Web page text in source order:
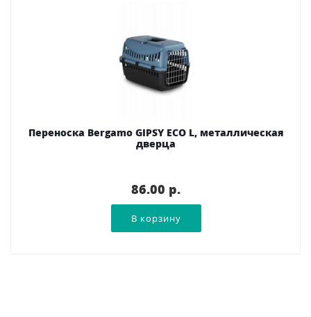
Переноска Bergamo GIPSY ECO L, металлическая
дверца
86.00 p.